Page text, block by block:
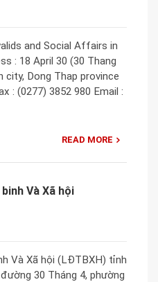
and Social Affairs in
: 18 April 30 (30 Thang
city, Dong Thap province
: (0277) 3852 980 Email :
READ MORE
Và Xã hội
Và Xã hội (LĐTBXH) tỉnh
30 Tháng 4, phường